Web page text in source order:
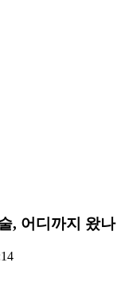
, 어디까지 왔나